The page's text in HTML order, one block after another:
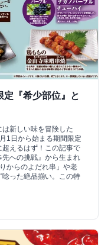
定『希少部位』と
は新しい味を冒険した
1日から始まる期間限定
えるはず！この記事で
への挑戦』から生まれ
からのよだれ串」や老
った絶品揃い。この特